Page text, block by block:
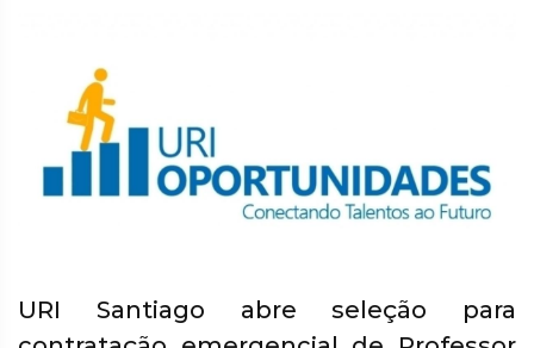
URI Santiago abre seleção para